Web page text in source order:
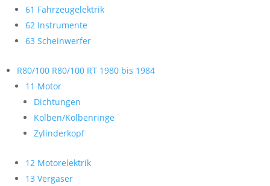
61 Fahrzeugelektrik
62 Instrumente
63 Scheinwerfer
R80/100 R80/100 RT 1980 bis 1984
11 Motor
Dichtungen
Kolben/Kolbenringe
Zylinderkopf
12 Motorelektrik
13 Vergaser